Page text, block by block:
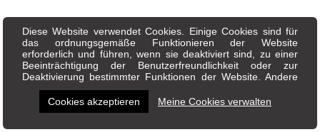
Diese Website verwendet Cookies. Einige Cookies sind für
das ordnungsgemäße Funktionieren der Website
erforderlich und führen, wenn sie deaktiviert sind, zu einer
Beeinträchtigung der Benutzerfreundlichkeit oder zur
Deaktivierung bestimmter Funktionen der Website. Andere
Cookies werden zu Analyse- oder Marketingzwecken
verwendet. Cookies erlauben es uns, Inhalte und Anzeigen
zu personalisieren, Social-Media-Funktionen anzubieten und
Cookies akzeptieren Meine Cookies verwalten